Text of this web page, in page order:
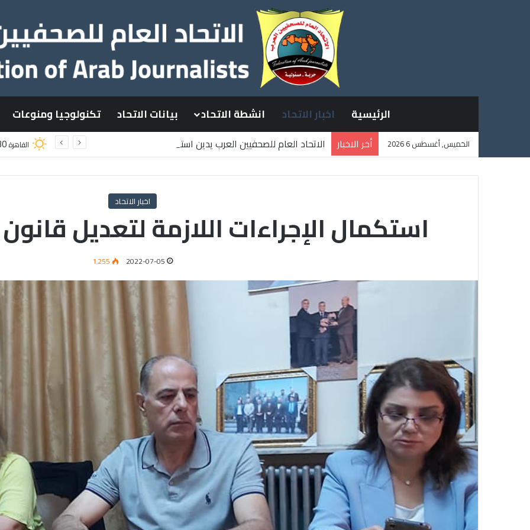
الرئيسية اخبار الاتحاد انشطة الاتحاد بيانات الاتحاد تكنولوجيا ومنوعات
الخميس, أغسطس 6 2026 أخر الاخبار
الاتحاد العام للصحفيين العرب يدين استشهاد
القاهرة
اخبار الاتحاد
استكمال الإجراءات اللازمة لتعديل
2022-07-05 1٬255